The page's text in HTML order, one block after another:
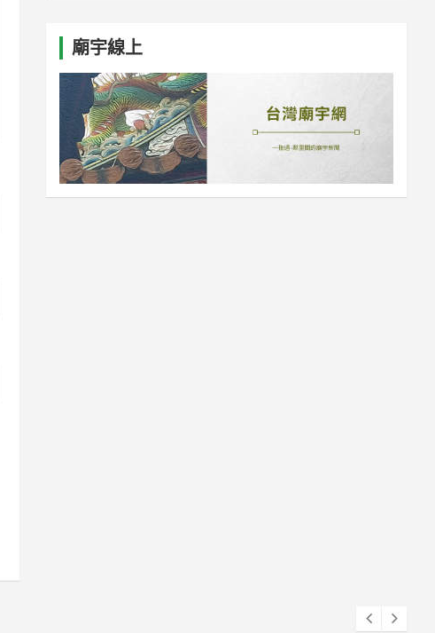
廟宇線上